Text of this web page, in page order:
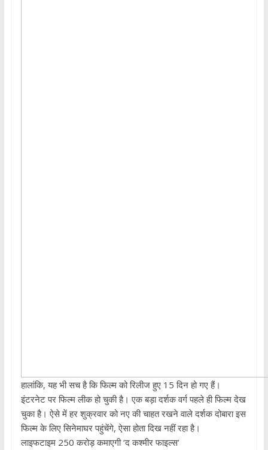
हालांकि, यह भी सच है कि फिल्‍म को रिलीज हुए 15 दिन हो गए हैं।
इंटरनेट पर फिल्‍म लीक हो चुकी है। एक बड़ा दर्शक वर्ग पहले ही फिल्‍म देख
चुका है। ऐसे में हर शुक्रवार को नए की चाहत रखने वाले दर्शक दोबारा इस
फिल्‍म के लिए सिनेमाघर पहुंचेंगे, ऐसा होता दिख नहीं रहा है।
लाइफटाइम 250 करोड़ कमाएगी ‘द कश्‍मीर फाइल्‍स’